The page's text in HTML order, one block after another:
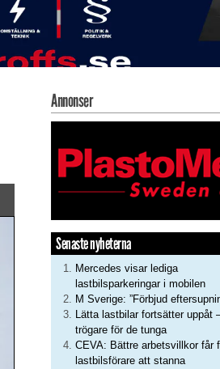
Annonser
Senaste nyheterna
Mercedes visar lediga
lastbilsparkeringar i mobilen
M Sverige: ”Förbjud
Lätta lastbilar fortsätter uppåt
trögare för de tunga
CEVA: Bättre arbetsvillkor får
lastbilsförare att stanna